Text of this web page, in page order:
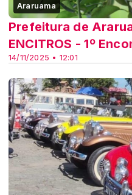
Araruama
14/11/2025 • 12:01
Prefeitura de
ENCITROS - 1º